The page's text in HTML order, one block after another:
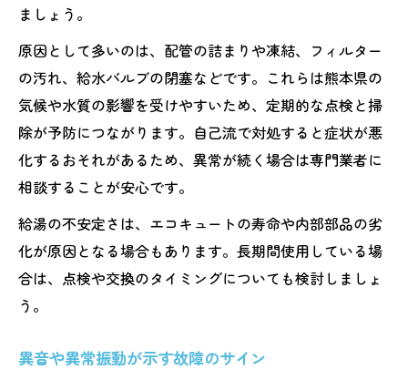
ましょう。
原因として多いのは、配管の詰まりや凍結、フィルター
の汚れ、給水バルブの閉塞などです。これらは熊本県の
気候や水質の影響を受けやすいため、定期的な点検と掃
除が予防につながります。自己流で対処すると症状が悪
化するおそれがあるため、異常が続く場合は専門業者に
相談することが安心です。
給湯の不安定さは、エコキュートの寿命や内部部品の劣
化が原因となる場合もあります。長期間使用している場
合は、点検や交換のタイミングについても検討しましょ
う。
異音や異常振動が示す故障のサイン